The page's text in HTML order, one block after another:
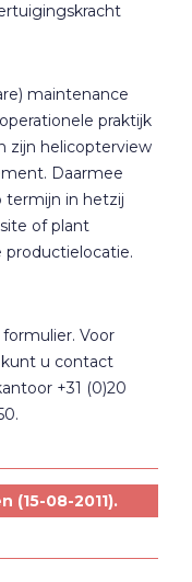
maintenance
praktijk
zijn helicopterview
Daarmee
termijn in hetzij
of plant
Voor
u contact
+31 (0)20
(15-08-2011).